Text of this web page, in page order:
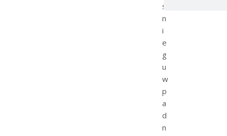
ś
n
i
e
g
u
w
p
a
d
n